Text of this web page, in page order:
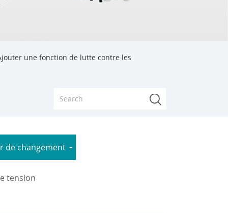
une fonction de lutte contre les
de changement
tension